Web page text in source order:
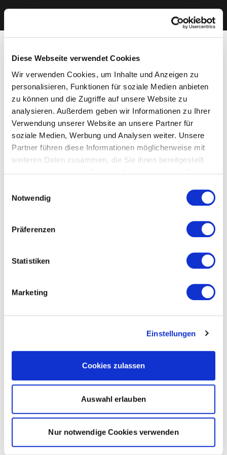
Diese Webseite verwendet Cookies
Wir verwenden Cookies, um Inhalte und Anzeigen zu
personalisieren, Funktionen für soziale Medien anbieten
zu können und die Zugriffe auf unsere Website zu
analysieren. Außerdem geben wir Informationen zu Ihrer
Verwendung unserer Website an unsere Partner für
soziale Medien, Werbung und Analysen weiter. Unsere
Partner führen diese Informationen möglicherweise mit
weiteren Daten zusammen, die Sie ihnen bereitgestellt
Cookies, wenn Sie unsere Webseite weiterhin nutzen.
Notwendig
Präferenzen
Statistiken
Marketing
Einstellungen
Cookies zulassen
Auswahl erlauben
Nur notwendige Cookies verwenden